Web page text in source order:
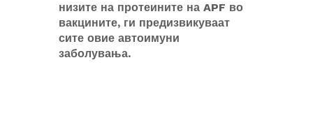
низите на протеините на APF во
вакцините, ги предизвикуваат
сите овие автоимуни
заболувања.